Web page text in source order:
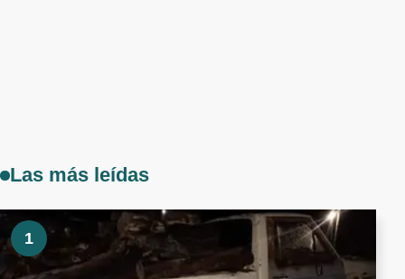
Las más leídas
1